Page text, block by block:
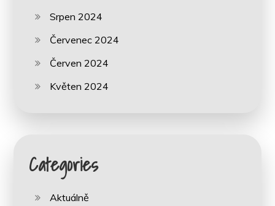
Srpen 2024
Červenec 2024
Červen 2024
Květen 2024
Categories
Aktuálně